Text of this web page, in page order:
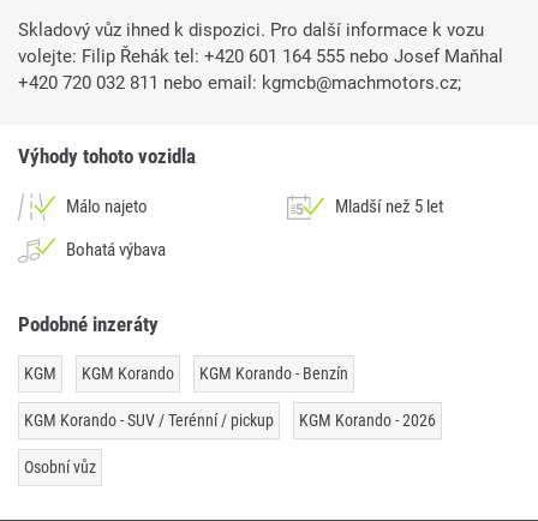
Skladový vůz ihned k dispozici. Pro další informace k vozu
volejte: Filip Řehák tel: +420 601 164 555 nebo Josef Maňhal
+420 720 032 811 nebo email: kgmcb@machmotors.cz;
Výhody tohoto vozidla
Málo najeto
Mladší než 5 let
Bohatá výbava
Podobné inzeráty
KGM KGM Korando KGM Korando - Benzín
KGM Korando - SUV / Terénní / pickup KGM Korando - 2026
Osobní vůz